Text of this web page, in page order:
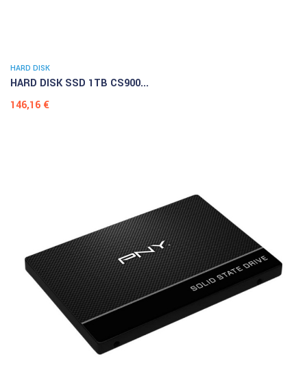
HARD DISK
HARD DISK SSD 1TB CS900...
Prezzo
146,16 €